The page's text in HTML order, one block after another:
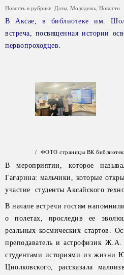
Новость в рубрике: Даты Молодежь Новости
В Аксае, в библиотеке им.
встреча, посвященная истории
первопроходцев.
/ ФОТО страницы ВК
В мероприятии, которое
Гагарина: мальчики, которые
участие студенты Аксайского
В начале встречи гостям
о полетах, проследив ее
реальных космических стартов.
преподаватель и астрофизик
студентами историями из жизни
Циолковского, рассказала